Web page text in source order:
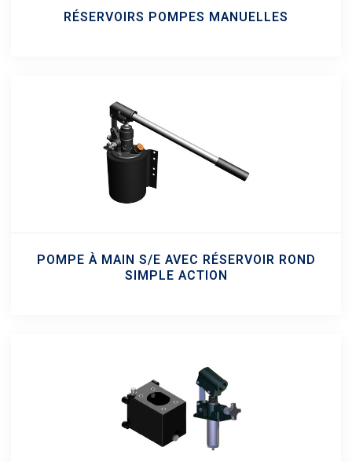
RÉSERVOIRS POMPES MANUELLES
POMPE À MAIN S/E AVEC RÉSERVOIR ROND
SIMPLE ACTION